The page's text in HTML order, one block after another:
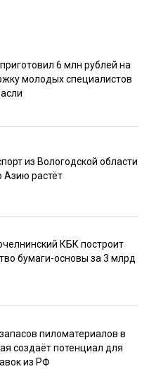
6 млн рублей на
молодых специалистов
из Вологодской области
растёт
КБК построит
бумаги-основы за 3 млрд
пиломатериалов в
создаёт потенциал для
из РФ